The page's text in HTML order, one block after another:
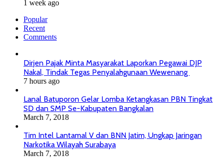
1 week ago
Popular
Recent
Comments
Dirjen Pajak Minta Masyarakat Laporkan Pegawai DJP
Nakal, Tindak Tegas Penyalahgunaan Wewenang
7 hours ago
Lanal Batuporon Gelar Lomba Ketangkasan PBN Tingkat
SD dan SMP Se-Kabupaten Bangkalan
March 7, 2018
Tim Intel Lantamal V dan BNN Jatim, Ungkap Jaringan
Narkotika Wilayah Surabaya
March 7, 2018